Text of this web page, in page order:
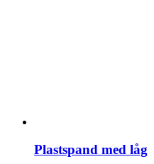
Plastspand med låg